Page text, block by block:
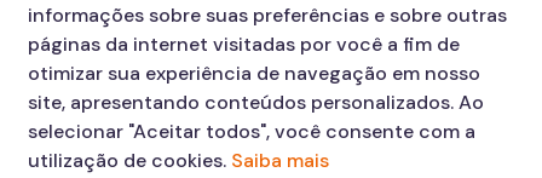
informações sobre suas preferências e sobre outras
páginas da internet visitadas por você a fim de
otimizar sua experiência de navegação em nosso
site, apresentando conteúdos personalizados. Ao
selecionar "Aceitar todos", você consente com a
utilização de cookies. Saiba mais